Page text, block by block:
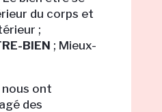
du corps et
;
BIEN ; Mieux-
nous ont
des